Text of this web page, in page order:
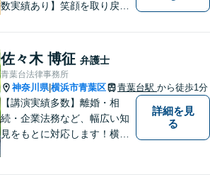
数実績あり】笑顔を取り戻す
い，一緒にベストな解決を考
えます。【契約時点での明朗
会計】
佐々木 博征 弁護士
青葉台法律事務所
神奈川県|横浜市青葉区 青葉台駅 から徒歩1分
【講演実績多数】離婚・相
続・企業法務など、幅広い知
見をもとに対応します！横
詳細を見
る